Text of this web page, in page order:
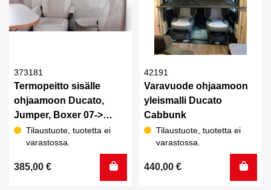
373181
Termopeitto sisälle
ohjaamoon Ducato,
Jumper, Boxer 07->
BeigeTilaustuote, tuotetta ei
varastossa.
385,00 €
42191
Varavuode ohjaamoon
yleismalli Ducato
Cabbunk
Tilaustuote, tuotetta ei
varastossa.
440,00 €